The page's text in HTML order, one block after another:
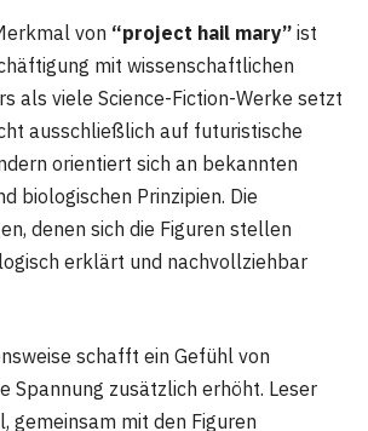
von “project hail mary” ist
mit wissenschaftlichen
als viele Science-Fiction-Werke setzt
ausschließlich auf futuristische
orientiert sich an bekannten
biologischen Prinzipien. Die
denen sich die Figuren stellen
erklärt und nachvollziehbar
schafft ein Gefühl von
Spannung zusätzlich erhöht. Leser
gemeinsam mit den Figuren